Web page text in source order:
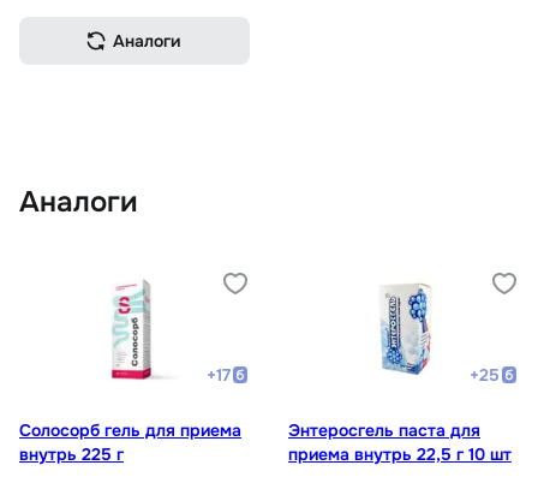
Аналоги
Аналоги
+17
Солосорб гель для приема
внутрь 225 г
+25
Энтеросгель паста для
приема внутрь 22,5 г 10 шт